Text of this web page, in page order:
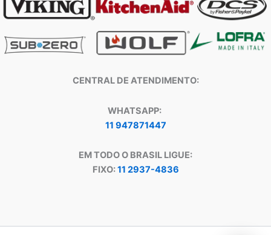
CENTRAL DE ATENDIMENTO:
WHATSAPP:
11 947871447
EM TODO O BRASIL LIGUE:
FIXO:11 2937-4836